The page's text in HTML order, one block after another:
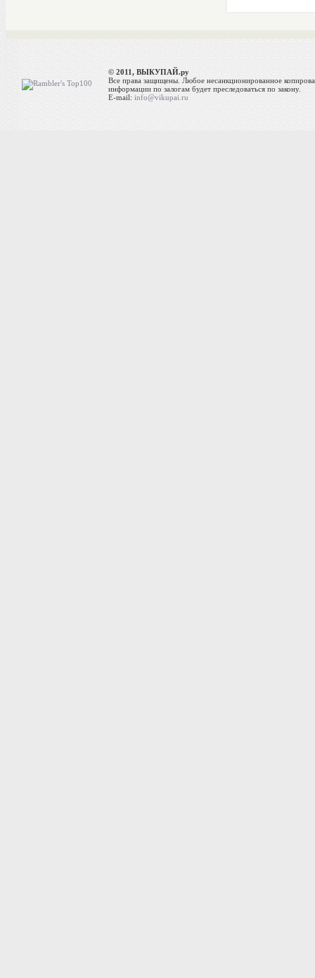
© 2011, ВЫКУПАЙ.ру
Все права защищены. Любое несанкционированное
информации по залогам будет преследоваться по закону.
E-mail:info@vikupai.ru